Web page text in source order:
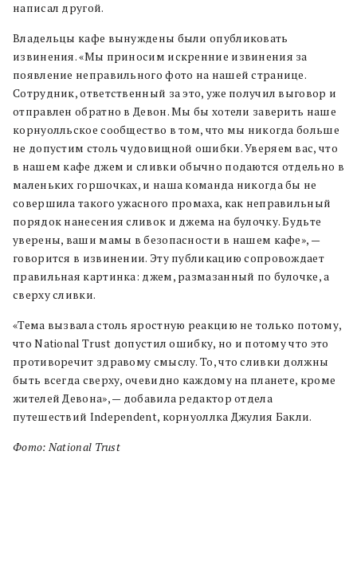
написал другой.
Владельцы кафе вынуждены были опубликовать
извинения. «Мы приносим искренние извинения за
появление неправильного фото на нашей странице.
Сотрудник, ответственный за это, уже получил выговор и
отправлен обратно в Девон. Мы бы хотели заверить наше
корнуолльское сообщество в том, что мы никогда больше
не допустим столь чудовищной ошибки. Уверяем вас, что
в нашем кафе джем и сливки обычно подаются отдельно в
маленьких горшочках, и наша команда никогда бы не
совершила такого ужасного промаха, как неправильный
порядок нанесения сливок и джема на булочку. Будьте
уверены, ваши мамы в безопасности в нашем кафе», —
говорится в извинении. Эту публикацию сопровождает
правильная картинка: джем, размазанный по булочке, а
сверху сливки.
«Тема вызвала столь яростную реакцию не только потому,
что National Trust допустил ошибку, но и потому что это
противоречит здравому смыслу. То, что сливки должны
быть всегда сверху, очевидно каждому на планете, кроме
жителей Девона», — добавила редактор отдела
путешествий Independent, корнуоллка Джулия Бакли.
Фото: National Trust